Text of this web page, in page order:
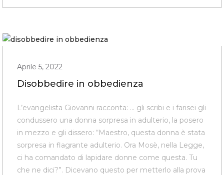
Aprile 5, 2022
Disobbedire in obbedienza
L’evangelista Giovanni racconta: … gli scribi e i farisei gli
condussero una donna sorpresa in adulterio, la posero
in mezzo e gli dissero: “Maestro, questa donna è stata
sorpresa in flagrante adulterio. Ora Mosè, nella Legge,
ci ha comandato di lapidare donne come questa. Tu
che ne dici?”. Dicevano questo per metterlo alla prova